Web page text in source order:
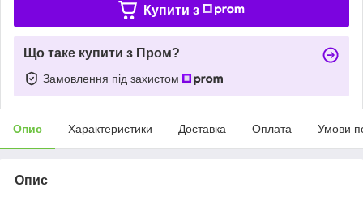
Купити з
Що таке купити з Пром?
Замовлення під захистом
Опис Характеристики Доставка Оплата Умови
Опис